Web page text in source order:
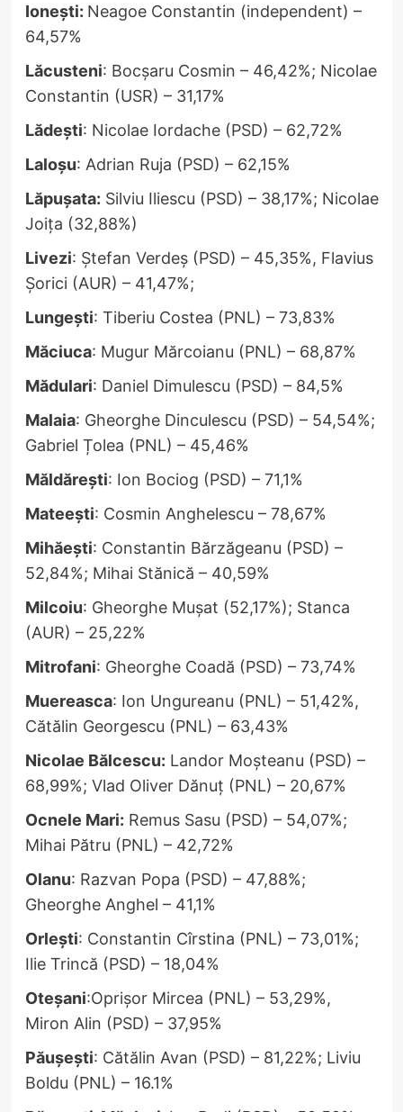
Ionești: Neagoe Constantin (independent) –
64,57%
Lăcusteni: Bocșaru Cosmin – 46,42%; Nicolae
Constantin (USR) – 31,17%
Lădești: Nicolae Iordache (PSD) – 62,72%
Laloșu: Adrian Ruja (PSD) – 62,15%
Lăpușata: Silviu Iliescu (PSD) – 38,17%; Nicolae
Joița (32,88%)
Livezi: Ștefan Verdeș (PSD) – 45,35%, Flavius
Șorici (AUR) – 41,47%;
Lungești: Tiberiu Costea (PNL) – 73,83%
Măciuca: Mugur Mărcoianu (PNL) – 68,87%
Mădulari: Daniel Dimulescu (PSD) – 84,5%
Malaia: Gheorghe Dinculescu (PSD) – 54,54%;
Gabriel Țolea (PNL) – 45,46%
Măldărești: Ion Bociog (PSD) – 71,1%
Mateești: Cosmin Anghelescu – 78,67%
Mihăești: Constantin Bărzăgeanu (PSD) –
52,84%; Mihai Stănică – 40,59%
Milcoiu: Gheorghe Mușat (52,17%); Stanca
(AUR) – 25,22%
Mitrofani: Gheorghe Coadă (PSD) – 73,74%
Muereasca: Ion Ungureanu (PNL) – 51,42%,
Cătălin Georgescu (PNL) – 63,43%
Nicolae Bălcescu: Landor Moșteanu (PSD) –
68,99%; Vlad Oliver Dănuț (PNL) – 20,67%
Ocnele Mari: Remus Sasu (PSD) – 54,07%;
Mihai Pătru (PNL) – 42,72%
Olanu: Razvan Popa (PSD) – 47,88%;
Gheorghe Anghel – 41,1%
Orlești: Constantin Cîrstina (PNL) – 73,01%;
Ilie Trincă (PSD) – 18,04%
Oteșani:Oprișor Mircea (PNL) – 53,29%,
Miron Alin (PSD) – 37,95%
Păușești: Cătălin Avan (PSD) – 81,22%; Liviu
Boldu (PNL) – 16.1%